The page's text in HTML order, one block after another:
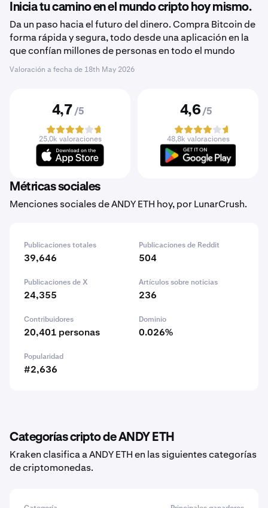
Inicia tu camino en el mundo cripto hoy mismo.
Da un paso hacia el futuro del dinero. Compra Bitcoin de
forma rápida y segura, todo desde una aplicación en la
que confían millones de personas en todo el mundo
Valoración a fecha de 18th May 2026
4,7 /5
25,0k valoraciones
4,6 /5
48,8k valoraciones
Métricas sociales
Menciones sociales de ANDY ETH hoy, por LunarCrush.
Publicaciones totales
39,646
Publicaciones de Reddit
504
Publicaciones de X
24,355
Artículos sobre noticias
236
Contribuidores
20,401 personas
Dominio
0.026%
Popularidad
#2,636
Categorías cripto de ANDY ETH
Kraken clasifica a ANDY ETH en las siguientes categorías
de criptomonedas.